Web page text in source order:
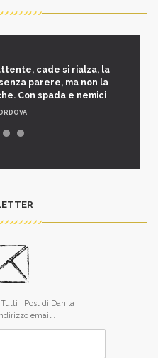
cade si rialza, la
parere, ma non la
Con spada e nemici
i Post di Danila
email!.